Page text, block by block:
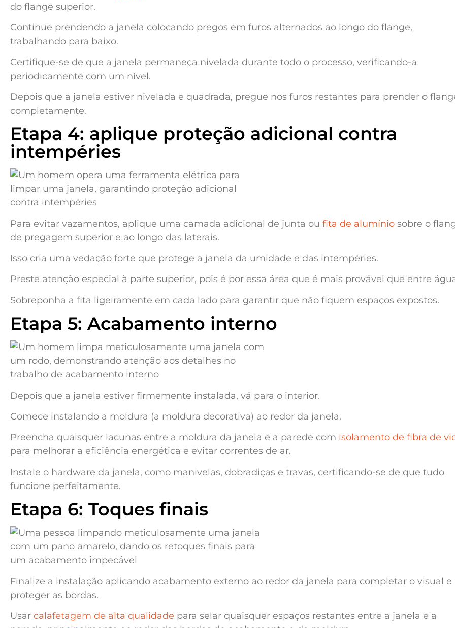
do flange superior.
Continue prendendo a janela colocando pregos em furos alternados ao longo do flange,
trabalhando para baixo.
Certifique-se de que a janela permaneça nivelada durante todo o processo, verificando-a
periodicamente com um nível.
Depois que a janela estiver nivelada e quadrada, pregue nos furos restantes para prender o
completamente.
Etapa 4: aplique proteção adicional contra
intempéries
Para evitar vazamentos, aplique uma camada adicional de junta ou fita de alumínio sobre o
de pregagem superior e ao longo das laterais.
Isso cria uma vedação forte que protege a janela da umidade e das intempéries.
Preste atenção especial à parte superior, pois é por essa área que é mais provável que entre
Sobreponha a fita ligeiramente em cada lado para garantir que não fiquem espaços expostos.
Etapa 5: Acabamento interno
Depois que a janela estiver firmemente instalada, vá para o interior.
Comece instalando a moldura (a moldura decorativa) ao redor da janela.
Preencha quaisquer lacunas entre a moldura da janela e a parede com isolamento de fibra de
para melhorar a eficiência energética e evitar correntes de ar.
Instale o hardware da janela, como manivelas, dobradiças e travas, certificando-se de que tudo
funcione perfeitamente.
Etapa 6: Toques finais
Finalize a instalação aplicando acabamento externo ao redor da janela para completar o visual e
proteger as bordas.
Usar calafetagem de alta qualidade para selar quaisquer espaços restantes entre a janela e a